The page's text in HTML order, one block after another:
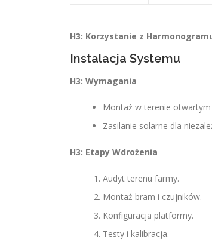
H3: Korzystanie z
Instalacja Systemu
H3: Wymagania
Montaż w terenie
Zasilanie solarne dla
H3: Etapy Wdrożenia
Audyt terenu farmy.
Montaż bram i czujników.
Konfiguracja platformy.
Testy i kalibracja.